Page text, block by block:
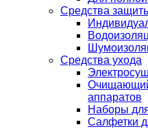
Средства
Средства ухода
аппаратов
Наборы
Салфетки